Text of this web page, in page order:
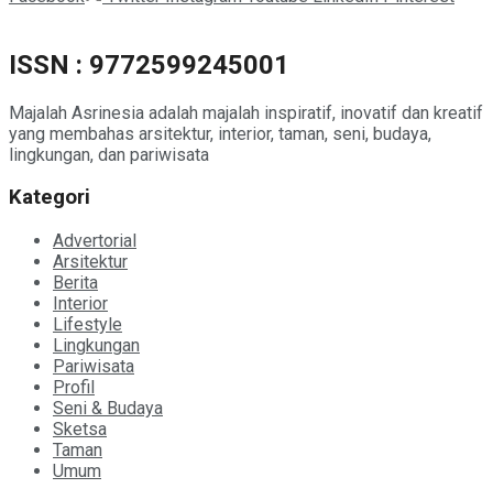
ISSN : 9772599245001
Majalah Asrinesia adalah majalah inspiratif, inovatif dan kreatif
yang membahas arsitektur, interior, taman, seni, budaya,
lingkungan, dan pariwisata
Kategori
Advertorial
Arsitektur
Berita
Interior
Lifestyle
Lingkungan
Pariwisata
Profil
Seni & Budaya
Sketsa
Taman
Umum